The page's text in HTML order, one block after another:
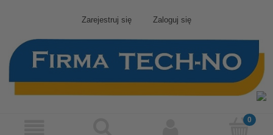
Zarejestruj się Zaloguj się